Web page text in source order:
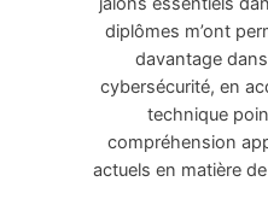
diplômes m’ont
davantage
cybersécurité, en
technique
compréhension
actuels en matière